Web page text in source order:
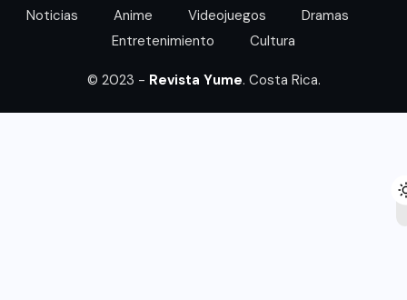
Noticias Anime Videojuegos
Dramas
Entretenimiento
Cultura
© 2023 - Revista Yume. Costa Rica.